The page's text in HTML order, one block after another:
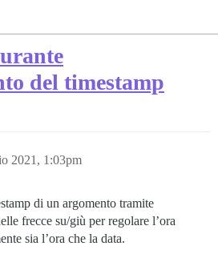
del timestamp
2021, 1:03pm
di un argomento tramite
frecce su/giù per regolare l’ora
sia l’ora che la data.